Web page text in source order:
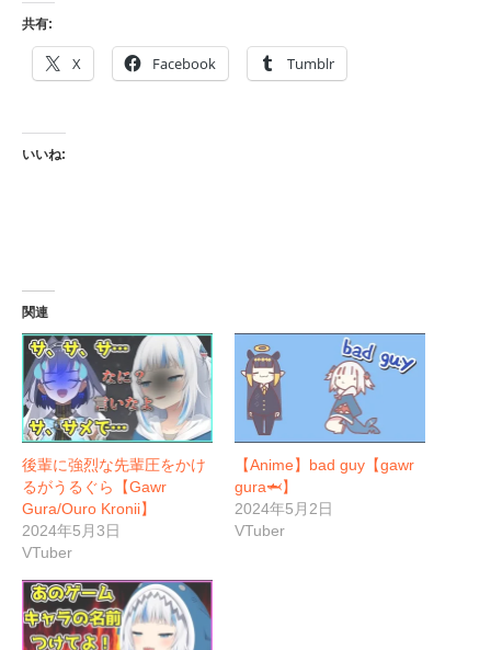
共有:
X Facebook Tumblr
いいね:
関連
後輩に強烈な先輩圧をかけ
るがうるぐら【Gawr
Gura/Ouro Kronii】
2024年5月3日
VTuber
【Anime】bad guy【gawr
gura🦈】
2024年5月2日
VTuber